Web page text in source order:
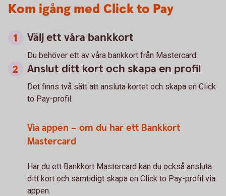
Kom igång med Click to Pay
Välj ett våra bankkort
Du behöver ett av våra bankkort från Mastercard.
Anslut ditt kort och skapa en profil
Det finns två sätt att ansluta kortet och skapa en Click
to Pay-profil.
Via appen – om du har ett Bankkort
Mastercard
Har du ett Bankkort Mastercard kan du också ansluta
ditt kort och samtidigt skapa en Click to Pay-profil via
appen.